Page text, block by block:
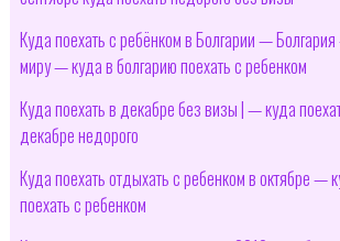
Куда поехать с ребёнком в Болгарии —
миру — куда в болгарию поехать с ребенком
Куда поехать в декабре без визы | — куда
декабре недорого
Куда поехать отдыхать с ребенком в октябре —
поехать с ребенком